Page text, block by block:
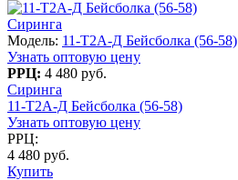
Сиринга
Модель: 11-Т2А-Д Бейсболка (56-58)
Узнать оптовую цену
РРЦ: 4 480 руб.
Сиринга
11-Т2А-Д Бейсболка (56-58)
Узнать оптовую цену
РРЦ:
4 480 руб.
Купить